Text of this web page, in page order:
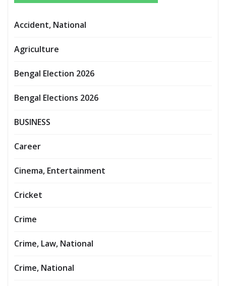
Accident, National
Agriculture
Bengal Election 2026
Bengal Elections 2026
BUSINESS
Career
Cinema, Entertainment
Cricket
Crime
Crime, Law, National
Crime, National